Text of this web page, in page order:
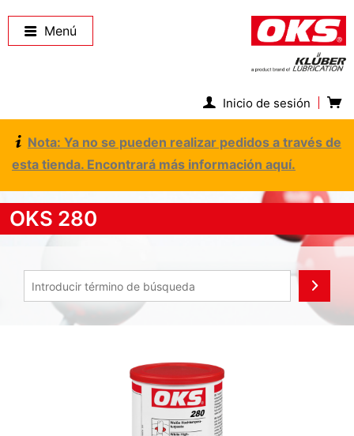
Menú
Inicio de sesión
Nota: Ya no se pueden realizar pedidos a través de
esta tienda. Encontrará más información aquí.
OKS 280